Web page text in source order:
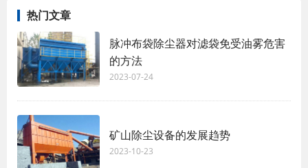
热门文章
脉冲布袋除尘器对滤袋免受油雾危害
的方法
2023-07-24
矿山除尘设备的发展趋势
2023-10-23